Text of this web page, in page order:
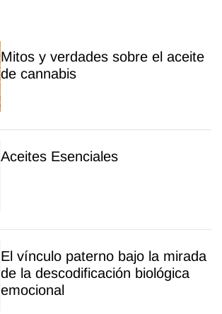
Mitos y verdades sobre el aceite
de cannabis
Aceites Esenciales
El vínculo paterno bajo la mirada
de la descodificación biológica
emocional